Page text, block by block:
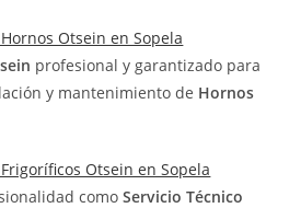
Otsein en Sopela
profesional y garantizado para
y mantenimiento de Hornos
Otsein en Sopela
comoServicio Técnico